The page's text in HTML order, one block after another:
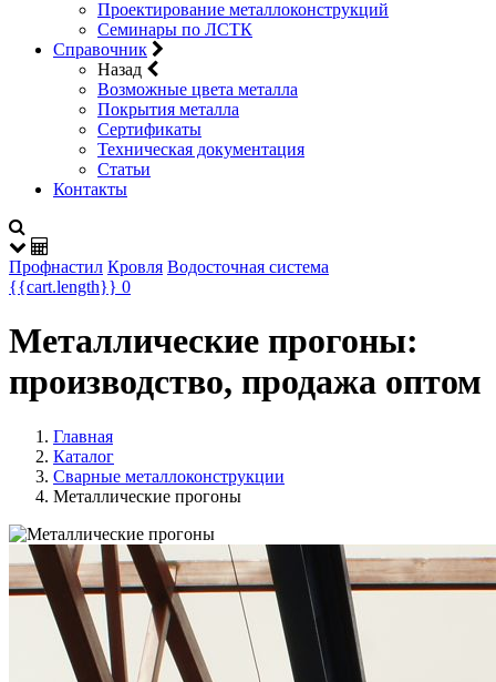
Проектирование металлоконструкций
Семинары по ЛСТК
Справочник
Назад
Возможные цвета металла
Покрытия металла
Сертификаты
Техническая документация
Статьи
Контакты
Профнастил Кровля Водосточная система
{{cart.length}} 0
Металлические прогоны:
производство, продажа оптом
Главная
Каталог
Сварные металлоконструкции
Металлические прогоны